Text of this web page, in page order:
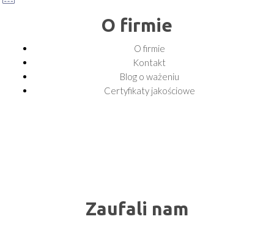
O firmie
O firmie
Kontakt
Blog o ważeniu
Certyfikaty jakościowe
Zaufali nam